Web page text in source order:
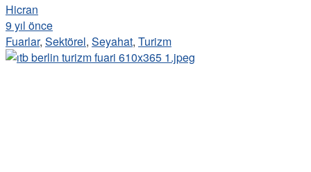
Hicran
9 yıl önce
Fuarlar, Sektörel, Seyahat, Turizm